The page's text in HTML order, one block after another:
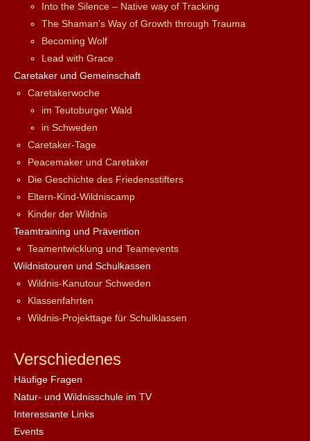
Into the Silence – Native way of Tracking
The Shaman’s Way of Growth through Trauma
Becoming Wolf
Lead with Grace
Caretaker und Gemeinschaft
Caretakerwoche
im Teutoburger Wald
in Schweden
Caretaker-Tage
Peacemaker und Caretaker
Die Geschichte des Friedensstifters
Eltern-Kind-Wildniscamp
Kinder der Wildnis
Teamtraining und Prävention
Teamentwicklung und Teamevents
Wildnistouren und Schulkassen
Wildnis-Kanutour Schweden
Klassenfahrten
Wildnis-Projekttage für Schulklassen
Verschiedenes
Häufige Fragen
Natur- und Wildnisschule im TV
Interessante Links
Events